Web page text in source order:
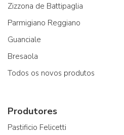
Zizzona de Battipaglia
Parmigiano Reggiano
Guanciale
Bresaola
Todos os novos produtos
Produtores
Pastificio Felicetti